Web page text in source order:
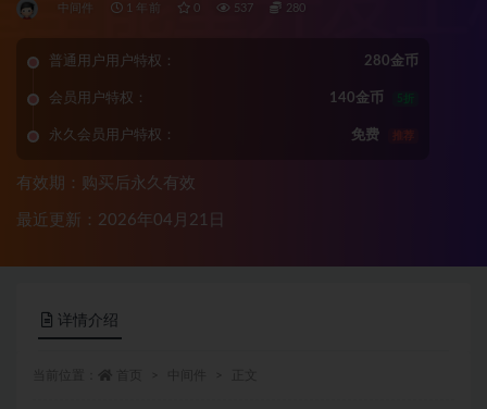
中间件 1 年前 0 537 280
普通用户用户特权： 280金币
会员用户特权： 140金币 5折
永久会员用户特权： 免费 推荐
有效期：购买后永久有效
最近更新：2026年04月21日
详情介绍